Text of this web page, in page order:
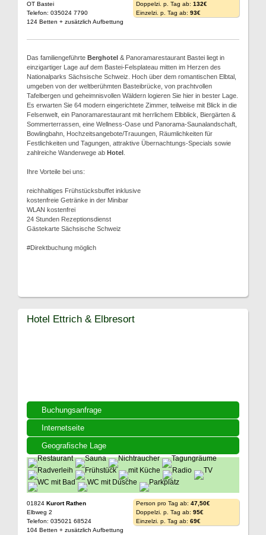
OT Bastei
Telefon: 035024 7790
124 Betten + zusätzlich Aufbettung
Doppelzi. p. Tag ab: 132€
Einzelzi. p. Tag ab: 93€
Das familiengeführte Berghotel & Panoramarestaurant Bastei liegt in
einzigartiger Lage auf dem Bastei-Felsplateau mitten im Herzen des
Nationalparks Sächsische Schweiz. Hoch über dem romantischen Elbtal,
umgeben von der weltberühmten Basteibrücke, von prachtvollen
Tafelbergen und geheimnisvollen Wäldern logieren Sie hier in bester Lage.
Es erwarten Sie 64 modern eingerichtete Zimmer, teilweise mit Blick in die
Felsenwelt, ein Panoramarestaurant mit herrlichem Elbblick, Biergärten &
Sommerterrassen, eine Wellness-Oase und Panorama-Saunalandschaft,
Bowlingbahn, Hochzeitsangebote/Trauungen, Räumlichkeiten für
Festlichkeiten und Tagungen, attraktive Übernachtungs-Specials sowie
zahlreiche Wanderwege ab Hotel
Ihre Vorteile bei uns:
reichhaltiges Frühstücksbuffet inklusive
kostenfreie Getränke in der Minibar
WLAN kostenfrei
24 Stunden Rezeptionsdienst
Gästekarte Sächsische Schweiz
#Direktbuchung möglich
Buchungsanfrage
Internetseite
Geografische Lage
Hotel Ettrich & Elbresort
01824 Kurort Rathen
Elbweg 2
Telefon: 035021 68524
104 Betten + zusätzlich Aufbettung
Person pro Tag ab: 47,50€
Doppelzi. p. Tag ab: 95€
Einzelzi. p. Tag ab: 69€